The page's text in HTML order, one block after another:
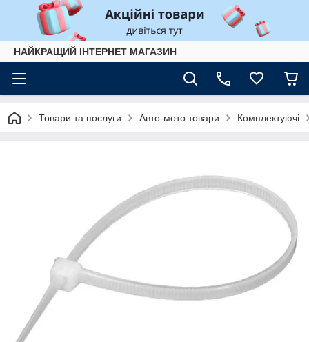
НАЙКРАЩИЙ ІНТЕРНЕТ МАГАЗИН
Товари та послуги Авто-мото товари Комплектуючі